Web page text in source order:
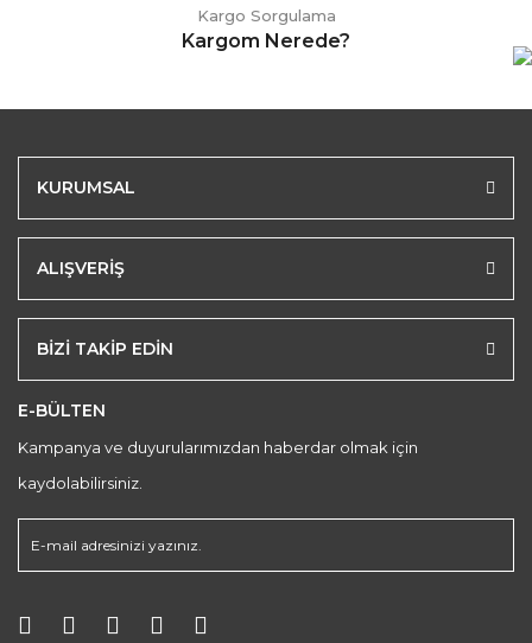
Kargo Sorgulama
Kargom Nerede?
KURUMSAL
ALIŞVERİŞ
BİZİ TAKİP EDİN
E-BÜLTEN
Kampanya ve duyurularımızdan haberdar olmak için
kaydolabilirsiniz.